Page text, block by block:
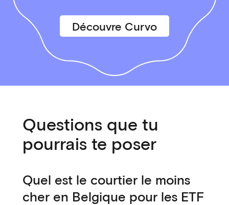
Découvre Curvo
Questions que tu
pourrais te poser
Quel est le courtier le moins
cher en Belgique pour les ETF